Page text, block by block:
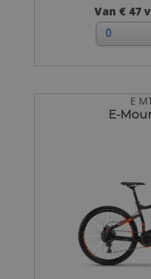
Van € 47
E
E-